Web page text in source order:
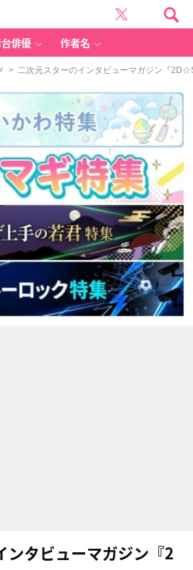
俳優 作者名
> 二次元スターのインタビューマガジン『
ンタビューマガジン『2